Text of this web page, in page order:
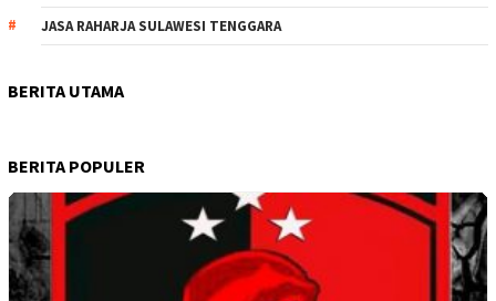
JASA RAHARJA SULAWESI TENGGARA
BERITA UTAMA
BERITA POPULER